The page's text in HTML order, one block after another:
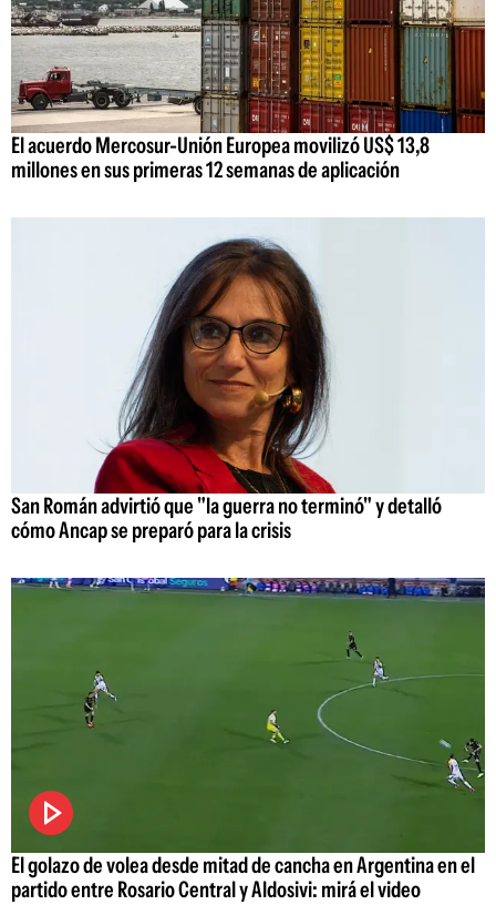
El acuerdo Mercosur-Unión Europea movilizó US$ 13,8
millones en sus primeras 12 semanas de aplicación
San Román advirtió que "la guerra no terminó" y detalló
cómo Ancap se preparó para la crisis
El golazo de volea desde mitad de cancha en Argentina en el
partido entre Rosario Central y Aldosivi: mirá el video